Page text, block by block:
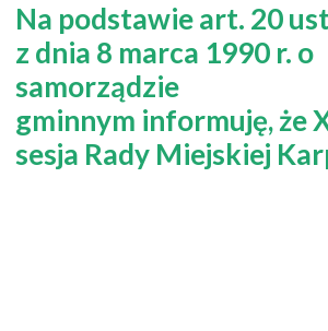
Na podstawie art. 20
z dnia 8 marca 1990 r. o
samorządzie
gminnym informuję, że
sesja Rady Miejskiej